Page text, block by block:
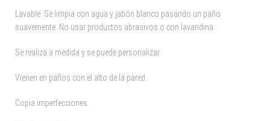
Lavable. Se limpia con agua y jabón blanco pasando un paño
suavemente. No usar productos abrasivos o con lavandina.
Se realiza a medida y se puede personalizar.
Vienen en paños con el alto de la pared.
Copia imperfecciones.